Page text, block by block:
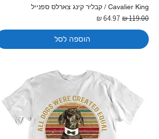
Cavalier King / קבליר קינג צארלס ספנייל
מחיר רגיל מחיר מבצע
הוספה לסל